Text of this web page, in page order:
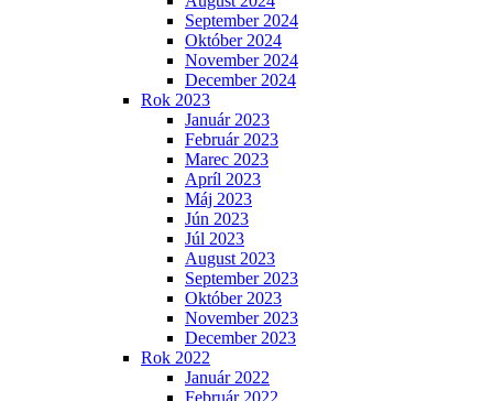
September 2024
Október 2024
November 2024
December 2024
Rok 2023
Január 2023
Február 2023
Marec 2023
Apríl 2023
Máj 2023
Jún 2023
Júl 2023
August 2023
September 2023
Október 2023
November 2023
December 2023
Rok 2022
Január 2022
Február 2022